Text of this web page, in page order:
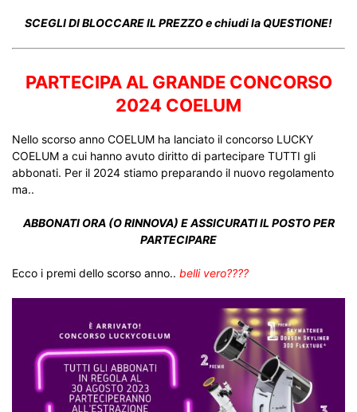
SCEGLI DI BLOCCARE IL PREZZO e chiudi la QUESTIONE!
PARTECIPA AL GRANDE CONCORSO
2024 COELUM
Nello scorso anno COELUM ha lanciato il concorso LUCKY
COELUM a cui hanno avuto diritto di partecipare TUTTI gli
abbonati. Per il 2024 stiamo preparando il nuovo regolamento
ma..
ABBONATI ORA (O RINNOVA) E ASSICURATI IL POSTO PER
PARTECIPARE
Ecco i premi dello scorso anno.. belli vero????